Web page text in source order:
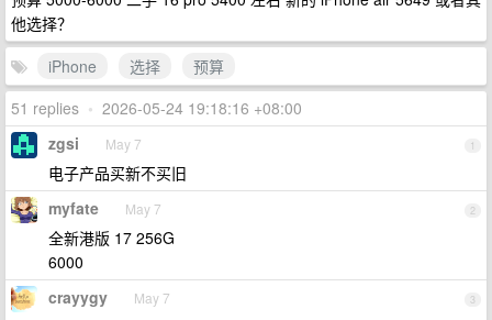
他选择？
iPhone
选择
预算
51 replies • 2026-05-24 19:18:16 +08:00
1
zgsi May 7
电子产品买新不买旧
2
myfate May 7
全新港版 17 256G
6000
3
crayygy May 7